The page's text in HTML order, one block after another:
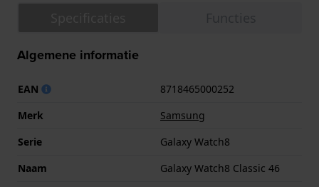
Algemene informatie
EAN
8718465000252
Merk
Samsung
Serie
Galaxy Watch8
Naam
Galaxy Watch8 Classic 46